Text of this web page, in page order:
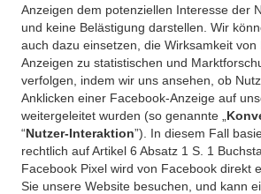
Anzeigen dem potenziellen Interesse der
und keine Belästigung darstellen. Wir
auch dazu einsetzen, die Wirksamkeit von
Anzeigen zu statistischen und
verfolgen, indem wir uns ansehen, ob
Anklicken einer Facebook-Anzeige auf
weitergeleitet wurden (so genannte „
“Nutzer-Interaktion”). In diesem Fall
rechtlich auf Artikel 6 Absatz 1 S. 1
Facebook Pixel wird von Facebook direkt
Sie unsere Website besuchen, und kann